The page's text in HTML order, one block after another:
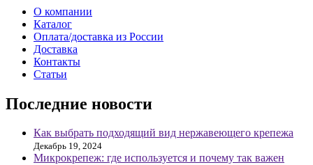
О компании
Каталог
Оплата/доставка из России
Доставка
Контакты
Статьи
Последние новости
Как выбрать подходящий вид нержавеющего крепежа
Декабрь 19, 2024
Микрокрепеж: где используется и почему так важен